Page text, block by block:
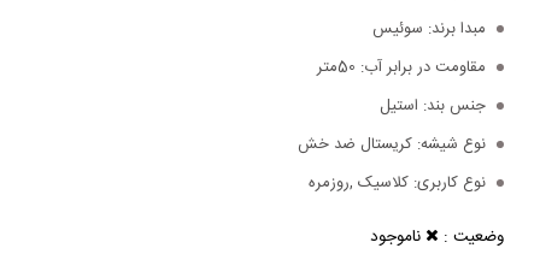
مبدا برند: سوئیس
مقاومت در برابر آب: 50متر
جنس بند: استیل
نوع شیشه: کریستال ضد خش
نوع کاربری: کلاسیک ,روزمره
وضعیت : ناموجود